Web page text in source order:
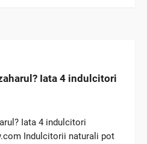
Iata 4 indulcitori
Iata 4 indulcitori
Indulcitorii naturali pot